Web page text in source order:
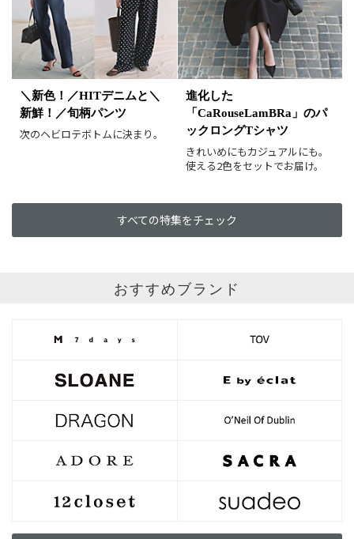
ベージュ
ブラウン
オレンジ
イエロー
レッド
ピンク
パープル
グリーン
ブルー
ゴールド
シルバー マルチ
＼新色！／HITデニムと＼
新鮮！／旬柄パンツ
次のヘビロテボトムに決まり。
進化した
「CaRouseLamBRa」のパ
ックロングTシャツ
きれいめにもカジュアルにも。
使える2色をセットでお届け。
すべての特集をチェック
おすすめブランド